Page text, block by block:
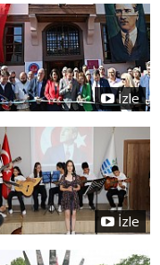
İzle
İzle